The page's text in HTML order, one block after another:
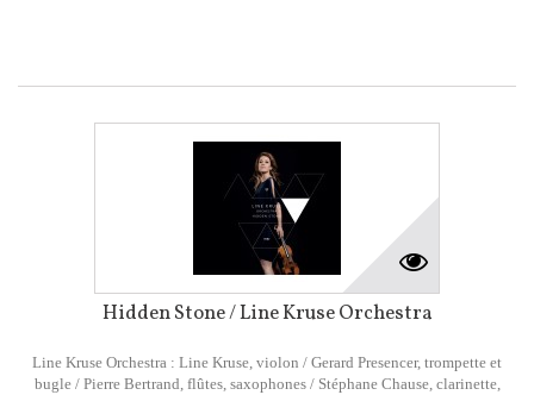
Hidden Stone / Line Kruse Orchestra
Line Kruse Orchestra : Line Kruse, violon / Gerard Presencer, trompette et
bugle / Pierre Bertrand, flûtes, saxophones / Stéphane Chause, clarinette,